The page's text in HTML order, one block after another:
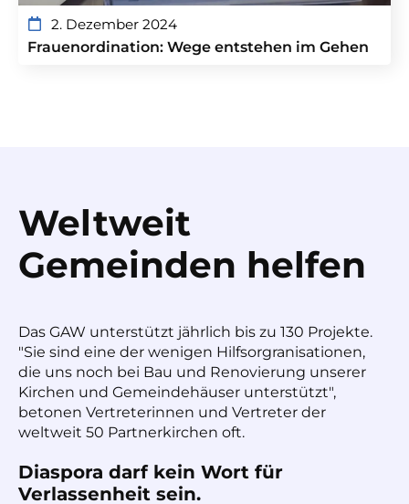
2. Dezember 2024
Frauenordination: Wege entstehen im Gehen
Weltweit
Gemeinden helfen
Das GAW unterstützt jährlich bis zu 130 Projekte.
"Sie sind eine der wenigen Hilfsorgranisationen,
die uns noch bei Bau und Renovierung unserer
Kirchen und Gemeindehäuser unterstützt",
betonen Vertreterinnen und Vertreter der
weltweit 50 Partnerkirchen oft.
Diaspora darf kein Wort für
Verlassenheit sein.